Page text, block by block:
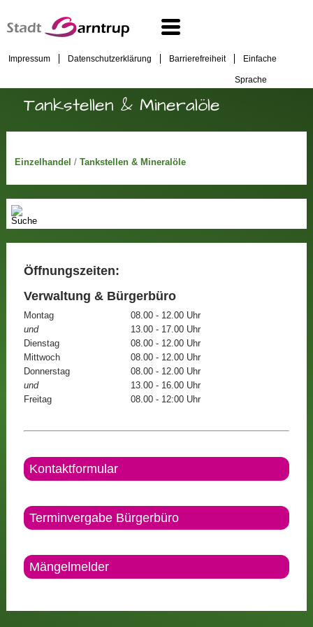
Impressum Datenschutzerklärung Barrierefreiheit Einfache
Sprache
Tankstellen & Mineralöle
Einzelhandel/ Tankstellen & Mineralöle
Öffnungszeiten:
Verwaltung & Bürgerbüro
Montag
08.00 - 12.00 Uhr
und
13.00 - 17.00 Uhr
Dienstag
08.00 - 12.00 Uhr
Mittwoch
08.00 - 12.00 Uhr
Donnerstag
08.00 - 12.00 Uhr
und
13.00 - 16.00 Uhr
Freitag
08.00 - 12:00 Uhr
Kontaktformular
Terminvergabe Bürgerbüro
Mängelmelder